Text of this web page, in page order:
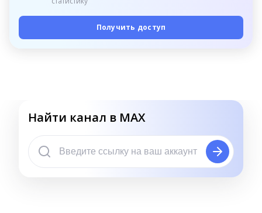
Получить доступ
Найти канал в MAX